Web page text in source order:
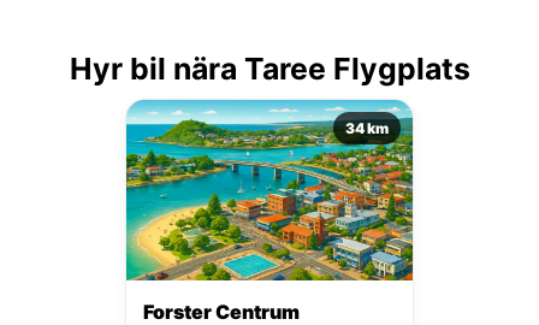
Hyr bil nära Taree Flygplats
34 km
Forster Centrum